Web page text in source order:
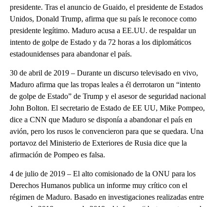
presidente. Tras el anuncio de Guaido, el presidente de Estados
Unidos, Donald Trump, afirma que su país le reconoce como
presidente legítimo. Maduro acusa a EE.UU. de respaldar un
intento de golpe de Estado y da 72 horas a los diplomáticos
estadounidenses para abandonar el país.
30 de abril de 2019 – Durante un discurso televisado en vivo,
Maduro afirma que las tropas leales a él derrotaron un “intento
de golpe de Estado” de Trump y el asesor de seguridad nacional
John Bolton. El secretario de Estado de EE UU, Mike Pompeo,
dice a CNN que Maduro se disponía a abandonar el país en
avión, pero los rusos le convencieron para que se quedara. Una
portavoz del Ministerio de Exteriores de Rusia dice que la
afirmación de Pompeo es falsa.
4 de julio de 2019 – El alto comisionado de la ONU para los
Derechos Humanos publica un informe muy crítico con el
régimen de Maduro. Basado en investigaciones realizadas entre